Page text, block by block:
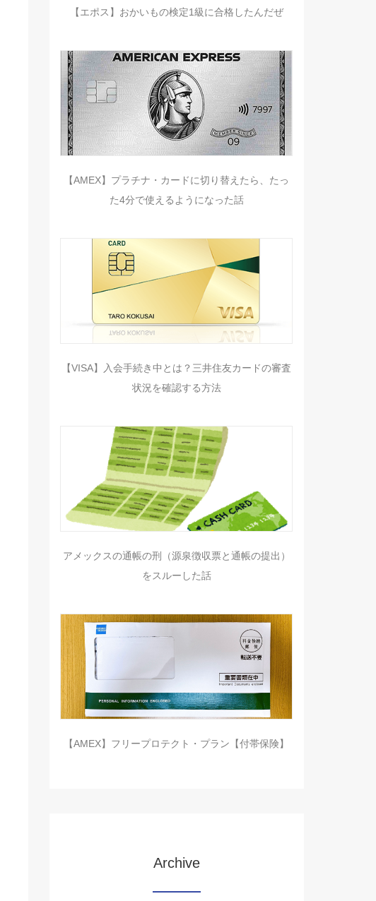
【エポス】おかいもの検定1級に合格したんだぜ
【AMEX】プラチナ・カードに切り替えたら、たっ
た4分で使えるようになった話
【VISA】入会手続き中とは？三井住友カードの審査
状況を確認する方法
アメックスの通帳の刑（源泉徴収票と通帳の提出）
をスルーした話
【AMEX】フリープロテクト・プラン【付帯保険】
Archive